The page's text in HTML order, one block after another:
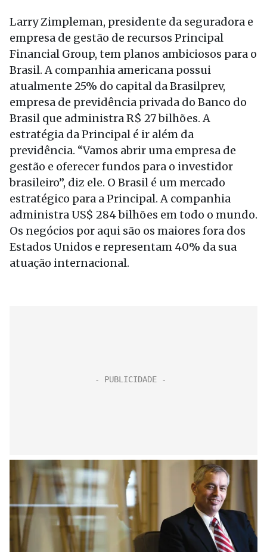
Larry Zimpleman, presidente da seguradora e
empresa de gestão de recursos Principal
Financial Group, tem planos ambiciosos para o
Brasil. A companhia americana possui
atualmente 25% do capital da Brasilprev,
empresa de previdência privada do Banco do
Brasil que administra R$ 27 bilhões. A
estratégia da Principal é ir além da
previdência. “Vamos abrir uma empresa de
gestão e oferecer fundos para o investidor
brasileiro”, diz ele. O Brasil é um mercado
estratégico para a Principal. A companhia
administra US$ 284 bilhões em todo o mundo.
Os negócios por aqui são os maiores fora dos
Estados Unidos e representam 40% da sua
atuação internacional.